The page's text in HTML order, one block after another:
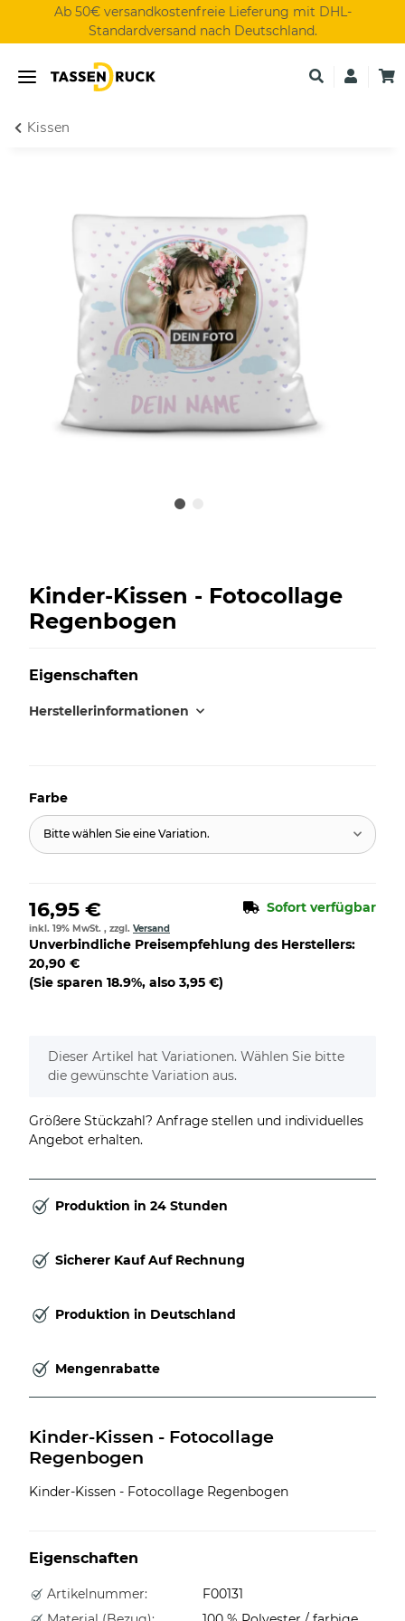
Ab 50€ versandkostenfreie Lieferung mit DHL-
Standardversand nach Deutschland.
Kissen
Kinder-Kissen - Fotocollage
Regenbogen
Eigenschaften
Herstellerinformationen
Farbe
Bitte wählen Sie eine Variation.
16,95 € Sofort verfügbar
inkl. 19% MwSt. , zzgl. Versand
Unverbindliche Preisempfehlung des Herstellers:
20,90 €
(Sie sparen 18.9%, also 3,95 €)
x
Dieser Artikel hat Variationen. Wählen Sie bitte
die gewünschte Variation aus.
Größere Stückzahl? Anfrage stellen und individuelles
Angebot erhalten.
Produktion in 24 Stunden
Sicherer Kauf Auf Rechnung
Produktion in Deutschland
Mengenrabatte
Kinder-Kissen - Fotocollage
Regenbogen
Kinder-Kissen - Fotocollage Regenbogen
Eigenschaften
Artikelnummer:
F00131